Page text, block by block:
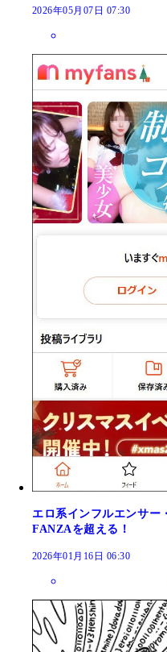
2026年05月07日 07:30
エロ系インフルエンサ
FANZAを超える！
2026年01月16日 06:30